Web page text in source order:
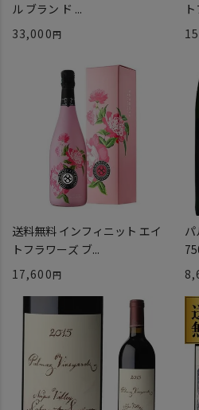
ル ブラン ド ...
33,000
送料無料 インフィニット エイ
トフラワーズ ブ...
17,600